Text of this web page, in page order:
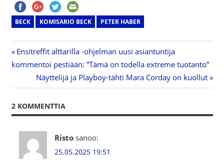
BECK KOMISARIO BECK PETER HABER
Artikkelien
selaus
Previous
Post:
Ensitreffit alttarilla -ohjelman uusi asiantuntija
kommentoi pestiään: ”Tämä on todella extreme tuotanto”
Next
Post:
Näyttelijä ja Playboy-tähti Mara Corday on kuollut
2 KOMMENTTIA
Risto sanoo:
25.05.2025 19:51